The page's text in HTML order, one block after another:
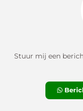
Stuur mij een